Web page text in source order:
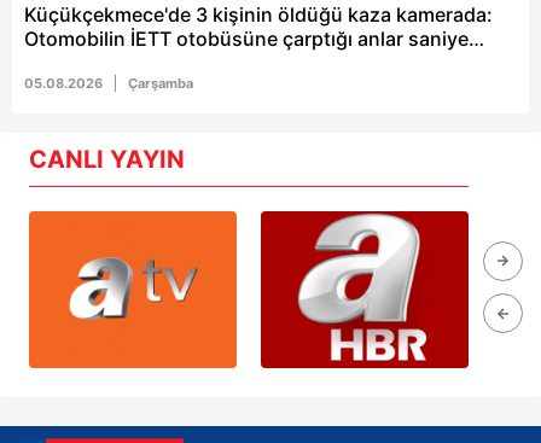
Küçükçekmece'de 3 kişinin öldüğü kaza kamerada:
Otomobilin İETT otobüsüne çarptığı anlar saniye
05.08.2026 Çarşamba
CANLI YAYIN